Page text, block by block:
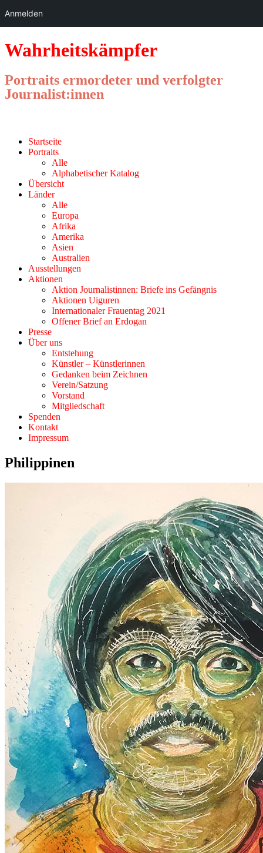
Wahrheitskämpfer
Portraits ermordeter und verfolgter
Journalist:innen
Menu
Skip
Startseite
Portraits
Alle
Alphabetischer Katalog
Übersicht
Länder
Alle
Europa
Afrika
Amerika
Asien
Australien
Ausstellungen
Aktionen
Aktion Journalistinnen: Briefe ins Gefängnis
Aktionen Uiguren
Internationaler Frauentag 2021
Offener Brief an Erdogan
Presse
Über uns
Entstehung
Künstler – Künstlerinnen
Gedanken beim Zeichnen
Verein/Satzung
Vorstand
Mitgliedschaft
Spenden
Kontakt
Impressum
Philippinen
Anmelden